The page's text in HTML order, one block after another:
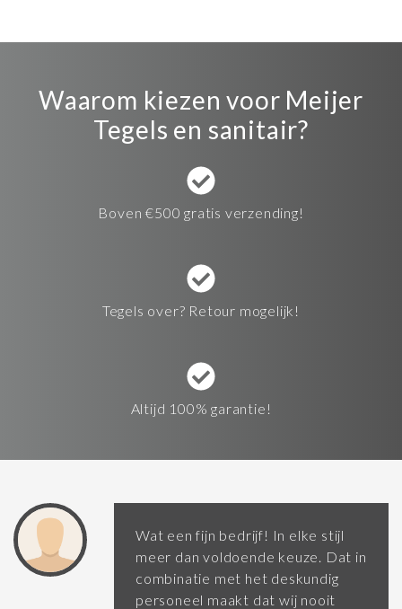
Waarom kiezen voor Meijer
Tegels en sanitair?
Boven €500 gratis verzending!
Tegels over? Retour mogelijk!
Altijd 100% garantie!
Wat een fijn bedrijf! In elke stijl
meer dan voldoende keuze. Dat in
combinatie met het deskundig
personeel maakt dat wij nooit